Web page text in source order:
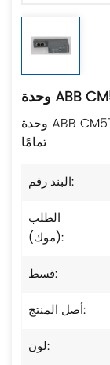
وحدة ABB CM579-PNIO عالية الجودة، عبوة أصلية جديدة
تمامًا
البند رقم:
الطلب
(موك):
قسط:
أصل المنتج:
لون: